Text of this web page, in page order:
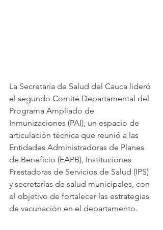
La Secretaría de Salud del Cauca lideró
el segundo Comité Departamental del
Programa Ampliado de
Inmunizaciones (PAI), un espacio de
articulación técnica que reunió a las
Entidades Administradoras de Planes
de Beneficio (EAPB), Instituciones
Prestadoras de Servicios de Salud (IPS)
y secretarías de salud municipales, con
el objetivo de fortalecer las estrategias
de vacunación en el departamento.